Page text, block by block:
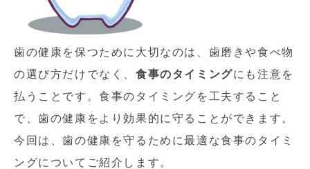
歯の健康を保つために大切なのは、歯磨きや食べ物
の選び方だけでなく、 食事のタイミングにも注意を
払うことです。食事のタイミングを工夫すること
で、歯の健康をより効果的に守ることができます。
今回は、歯の健康を守るために最適な食事のタイミ
ングについてご紹介します。